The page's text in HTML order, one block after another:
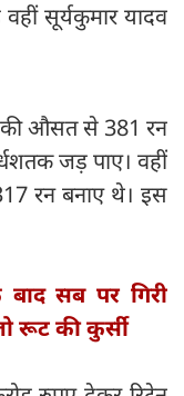
सूर्यकुमार यादव
की औसत से 381 रन
जड़ पाए। वहीं
रन बनाए थे। इस
सब पर गिरी
रूट की कुर्सी